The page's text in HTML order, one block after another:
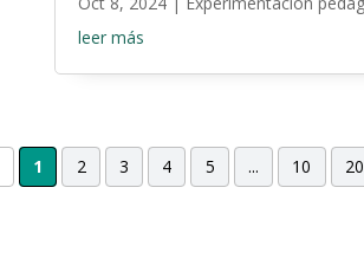
leer más
1 2 3 4 5 ... 10 20